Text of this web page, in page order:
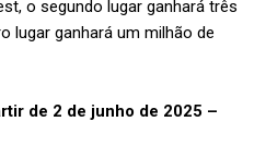
o segundo lugar ganhará três
lugar ganhará um milhão de
de 2 de junho de 2025 –